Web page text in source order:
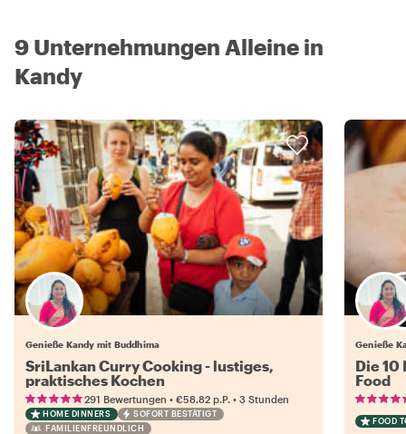
9 Unternehmungen Alleine in
Kandy
Genieße Kandy mit Buddhima
SriLankan Curry Cooking - lustiges,
praktisches Kochen
291 Bewertungen • €58.82 p.P. • 3 Stunden
HOME DINNERS
SOFORT BESTÄTIGT
FAMILIENFREUNDLICH
Genieße
Die 10
Food
FOOD